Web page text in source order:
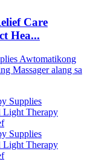
Care
Hea...